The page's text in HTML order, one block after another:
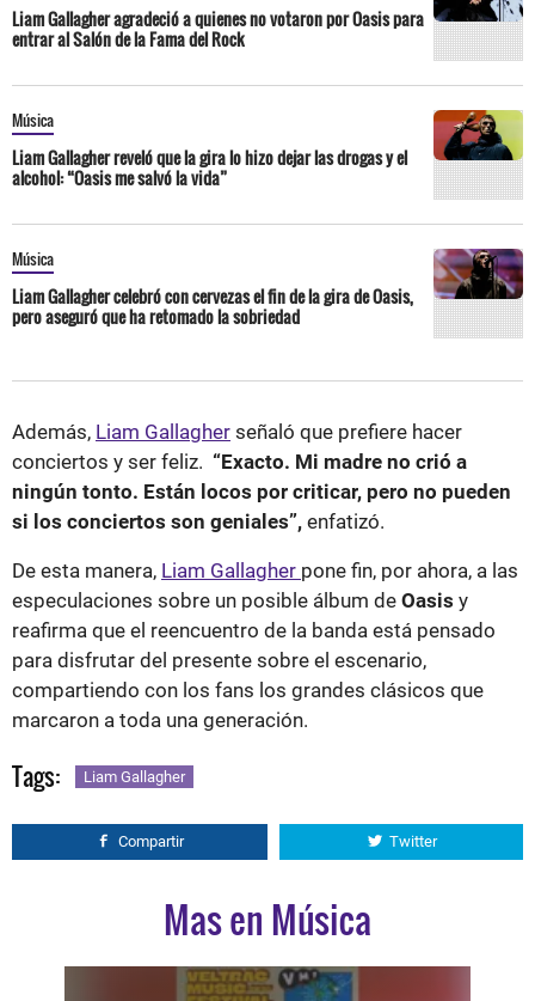
Liam Gallagher agradeció a quienes no votaron por Oasis para
entrar al Salón de la Fama del Rock
Música
Liam Gallagher reveló que la gira lo hizo dejar las drogas y el
alcohol: “Oasis me salvó la vida”
Música
Liam Gallagher celebró con cervezas el fin de la gira de Oasis,
pero aseguró que ha retomado la sobriedad
Además, Liam Gallagher señaló que prefiere hacer
conciertos y ser feliz. “Exacto. Mi madre no crió a
ningún tonto. Están locos por criticar, pero no pueden
si los conciertos son geniales”, enfatizó.
De esta manera, Liam Gallagher pone fin, por ahora, a las
especulaciones sobre un posible álbum de Oasis y
reafirma que el reencuentro de la banda está pensado
para disfrutar del presente sobre el escenario,
compartiendo con los fans los grandes clásicos que
marcaron a toda una generación.
Tags: Liam Gallagher
Compartir Twitter
Mas en Música